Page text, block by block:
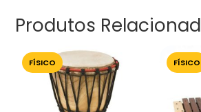
Produtos
FÍSICO FÍSICO